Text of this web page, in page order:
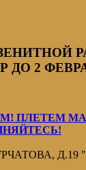
ДО 2
ПЛЕТЕМ
Д.19